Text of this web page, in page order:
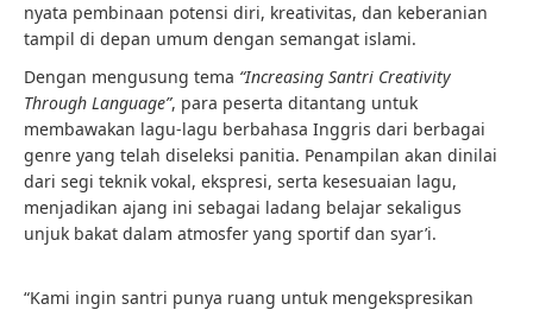
nyata pembinaan potensi diri, kreativitas, dan keberanian
tampil di depan umum dengan semangat islami.
Dengan mengusung tema “Increasing Santri Creativity
Through Language”, para peserta ditantang untuk
membawakan lagu-lagu berbahasa Inggris dari berbagai
genre yang telah diseleksi panitia. Penampilan akan dinilai
dari segi teknik vokal, ekspresi, serta kesesuaian lagu,
menjadikan ajang ini sebagai ladang belajar sekaligus
unjuk bakat dalam atmosfer yang sportif dan syar’i.
“Kami ingin santri punya ruang untuk mengekspresikan